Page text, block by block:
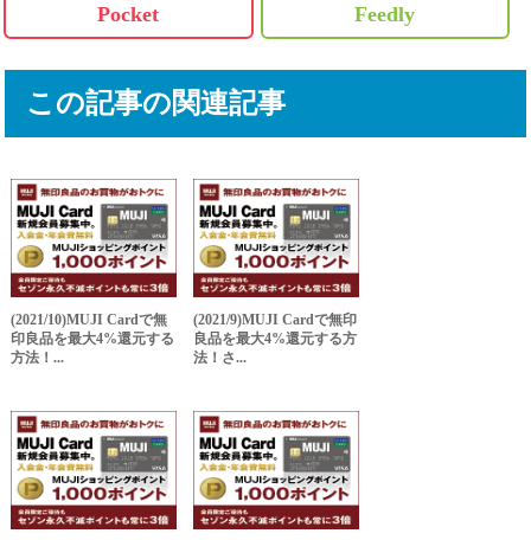
Pocket Feedly
この記事の関連記事
(2021/10)MUJI Cardで無
印良品を最大4%還元する
方法！...
(2021/9)MUJI Cardで無印
良品を最大4%還元する方
法！さ...